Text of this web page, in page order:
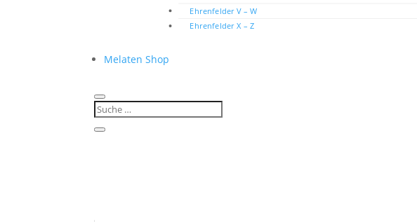
Ehrenfelder V – W
Ehrenfelder X – Z
Melaten Shop